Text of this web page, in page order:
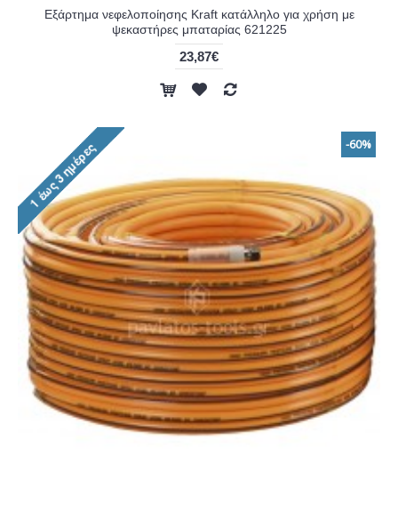
Εξάρτημα νεφελοποίησης Kraft κατάλληλο για χρήση με
ψεκαστήρες μπαταρίας 621225
23,87€
-60%